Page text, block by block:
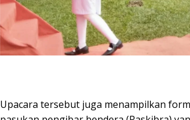
Upacara tersebut juga menampilkan